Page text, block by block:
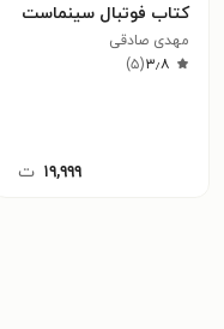
کتاب فوتبال سینماست
مهدی صادقی
۳٫۸(۵)
۱۹,۹۹۹ ت